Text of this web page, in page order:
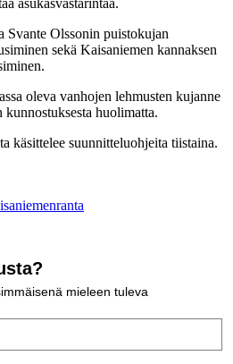
Svante Olssonin puistokujan
sekä Kaisaniemen kannaksen
oleva vanhojen lehmusten kujanne
huolimatta.
käsittelee suunnitteluohjeita tiistaina.
mieleen tuleva